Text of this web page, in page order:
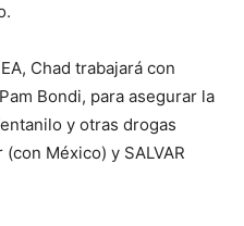
Chad trabajará con
Bondi, para asegurar la
y otras drogas
México) y SALVAR